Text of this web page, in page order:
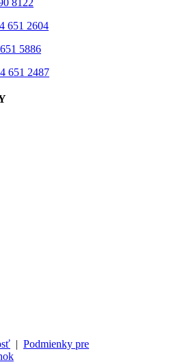
651 2604
5886
651 2487
| Podmienky pre